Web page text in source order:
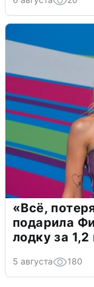
«Всё,
подарила
лодку за
5 августа 180